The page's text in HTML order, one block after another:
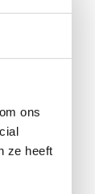
ons
ze heeft